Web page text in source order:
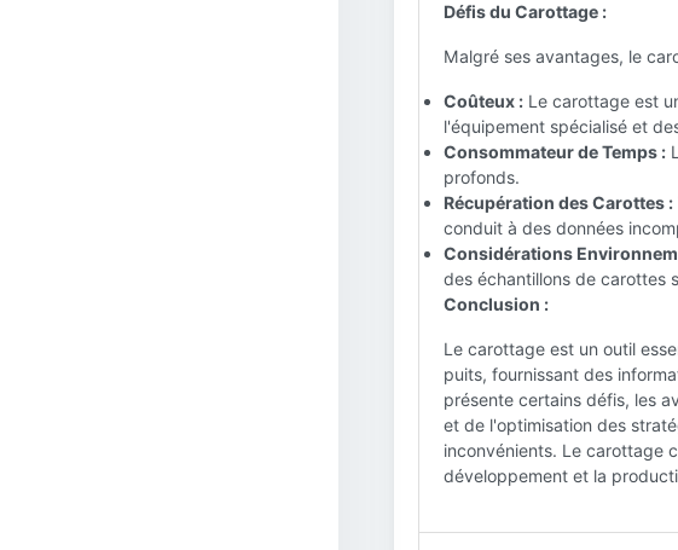
Défis du Carottage :
Malgré ses avantages, le
Coûteux : Le carottage est
l'équipement spécialisé et
Consommateur de Temps :
profonds.
Récupération des Carottes :
conduit à des données
Considérations
des échantillons de carottes
Conclusion :
Le carottage est un outil
puits, fournissant des
présente certains défis, les
et de l'optimisation des
inconvénients. Le carottage
développement et la